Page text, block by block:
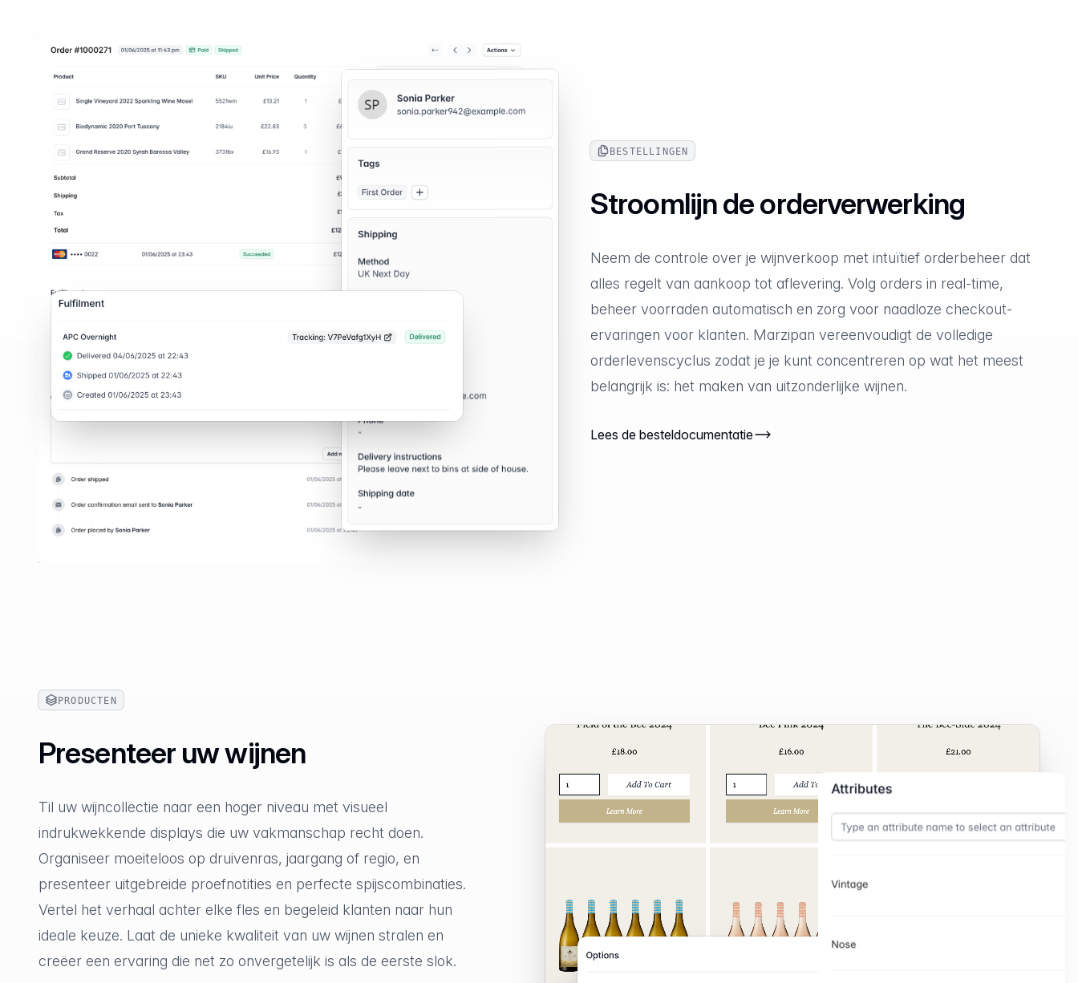
BESTELLINGEN
Stroomlijn de orderverwerking
Neem de controle over je wijnverkoop met intuïtief orderbeheer dat
alles regelt van aankoop tot aflevering. Volg orders in real-time,
beheer voorraden automatisch en zorg voor naadloze checkout-
ervaringen voor klanten. Marzipan vereenvoudigt de volledige
orderlevenscyclus zodat je je kunt concentreren op wat het meest
belangrijk is: het maken van uitzonderlijke wijnen.
Lees de besteldocumentatie
PRODUCTEN
Presenteer uw wijnen
Til uw wijncollectie naar een hoger niveau met visueel
indrukwekkende displays die uw vakmanschap recht doen.
Organiseer moeiteloos op druivenras, jaargang of regio, en
presenteer uitgebreide proefnotities en perfecte spijscombinaties.
Vertel het verhaal achter elke fles en begeleid klanten naar hun
ideale keuze. Laat de unieke kwaliteit van uw wijnen stralen en
creëer een ervaring die net zo onvergetelijk is als de eerste slok.